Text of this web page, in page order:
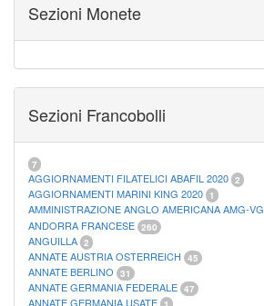
CARTELLE FILATELICHE MARINI
21
FOGLI FILATELICI VATICANO 37
FOGLI MARINI PERIODI SEPARATI VATICANO
MATERIALE FILATELICO MARINI 33
RACCOGLITORI XL
Sezioni Monete
Sezioni Francobolli
7
AGGIORNAMENTI FILATELICI ABAFIL 2020 2
AGGIORNAMENTI MARINI KING 2020 1
AMMINISTRAZIONE ANGLO AMERICANA AMG-VG
ANDORRA FRANCESE 260
ANGUILLA 2
ANNATE AUSTRIA OSTERREICH 45
ANNATE BERLINO 31
ANNATE GERMANIA FEDERALE 47
ANNATE GERMANIA USATE